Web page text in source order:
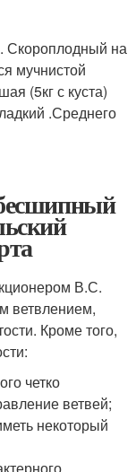
на
мучнистой
(5кг с куста)
.Среднего
В.С.
ветвлением,
Кроме того,
четко
ветвей;
некоторый